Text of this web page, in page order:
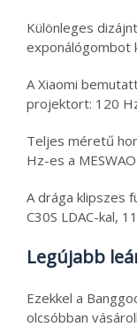
Különleges
exponálógombot
A Xiaomi
projektort: 120
Teljes méretű
Hz-es a
A drága klipszes
C30S LDAC-kal,
Legújabb
Ezekkel a
olcsóbban